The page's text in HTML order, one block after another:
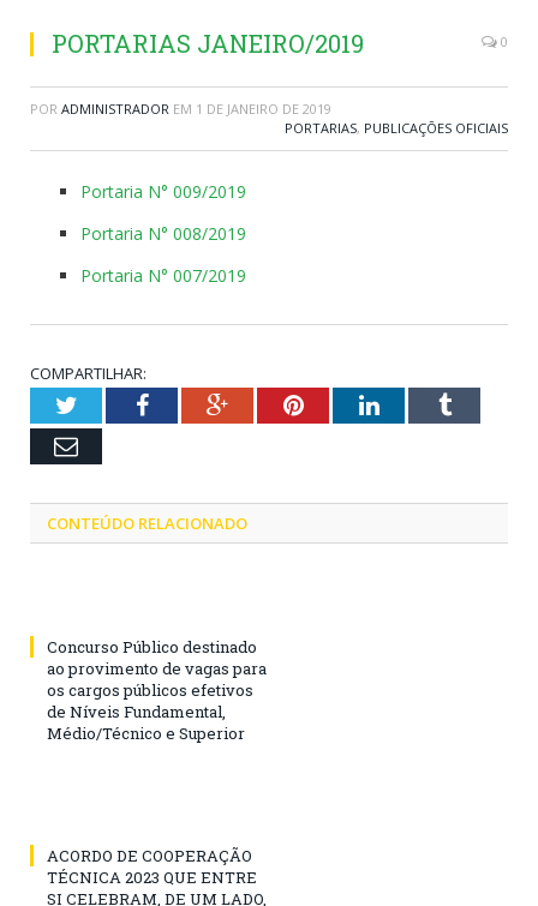
PORTARIAS JANEIRO/2019 0
POR ADMINISTRADOR EM 1 DE JANEIRO DE 2019
PORTARIAS, PUBLICAÇÕES OFICIAIS
Portaria N° 009/2019
Portaria N° 008/2019
Portaria N° 007/2019
COMPARTILHAR:
TwitterFacebookGoogle+PinterestLinkedInTumblr
Email
CONTEÚDO RELACIONADO
Concurso Público destinado
ao provimento de vagas para
os cargos públicos efetivos
de Níveis Fundamental,
Médio/Técnico e Superior
ACORDO DE COOPERAÇÃO
TÉCNICA 2023 QUE ENTRE
SI CELEBRAM, DE UM LADO,